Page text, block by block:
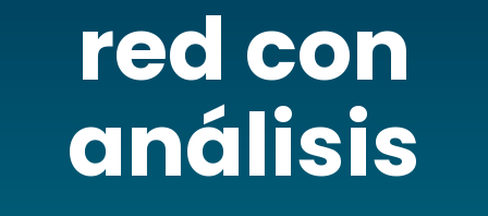
red con
análisis